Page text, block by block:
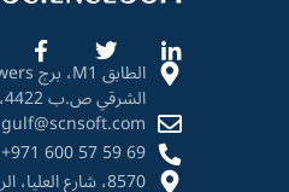
الشرقي ص.ب 4422، الفجيرة الإمارات العربية المتحدة
gulf@scnsoft.com
+971 600 57 59 69
8570، شارع العليا، الرياض، المملكة العربية السعودية